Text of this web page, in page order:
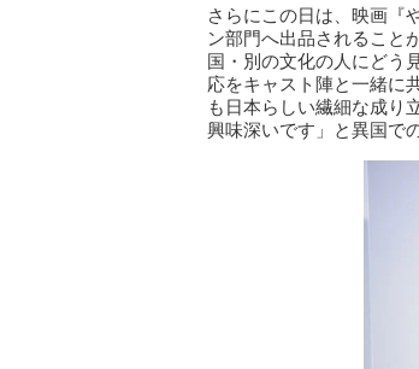
さらにこの日は、映画『
ン部門へ出品されること
国・別の文化の人にどう
応をキャスト陣と一緒に
も日本らしい繊細な成り
興味深いです」と異国で